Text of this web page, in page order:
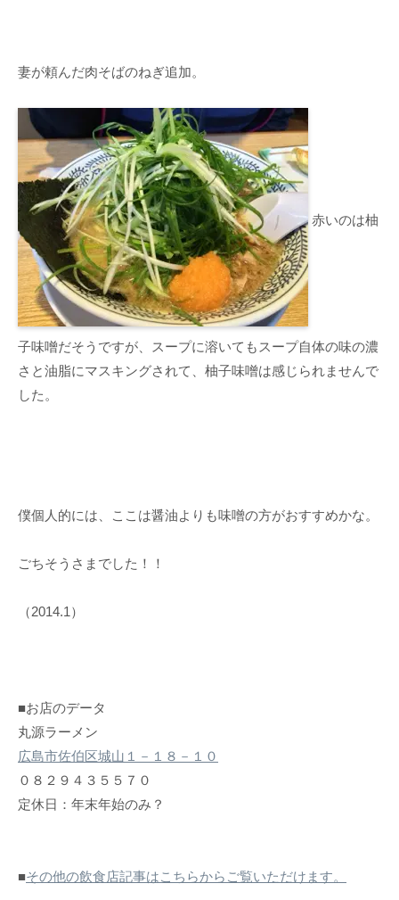
妻が頼んだ肉そばのねぎ追加。
赤いのは柚
子味噌だそうですが、スープに溶いてもスープ自体の味の濃
さと油脂にマスキングされて、柚子味噌は感じられませんで
した。
僕個人的には、ここは醤油よりも味噌の方がおすすめかな。
ごちそうさまでした！！
（2014.1）
■お店のデータ
丸源ラーメン
広島市佐伯区城山１－１８－１０
０８２９４３５５７０
定休日：年末年始のみ？
■その他の飲食店記事はこちらからご覧いただけます。